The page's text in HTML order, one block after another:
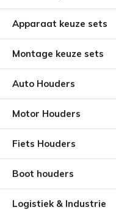
Apparaat keuze sets
Montage keuze sets
Auto Houders
Motor Houders
Fiets Houders
Boot houders
Logistiek & Industrie